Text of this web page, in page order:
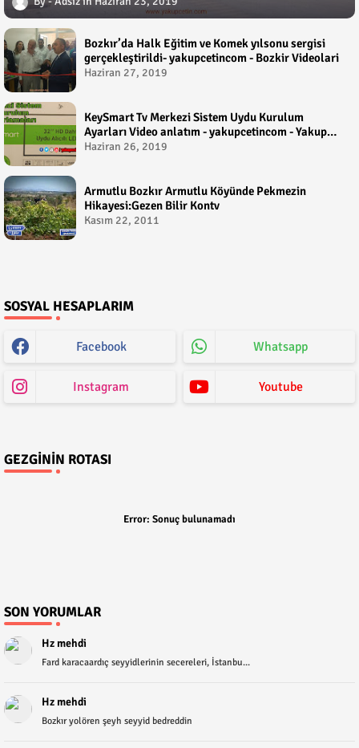
Bozkır’da Halk Eğitim ve Komek yılsonu sergisi
gerçekleştirildi- yakupcetincom - Bozkir Videolari
Haziran 27, 2019
KeySmart Tv Merkezi Sistem Uydu Kurulum
Ayarları Video anlatım - yakupcetincom - Yakup
Çetin
Haziran 26, 2019
Armutlu Bozkır Armutlu Köyünde Pekmezin
Hikayesi:Gezen Bilir Kontv
Kasım 22, 2011
SOSYAL HESAPLARIM
Facebook Whatsapp
Instagram Youtube
GEZGININ ROTASI
Error: Sonuç bulunamadı
SON YORUMLAR
Hz mehdi
Fard karacaardıç seyyidlerinin secereleri, İstanbu...
Hz mehdi
Bozkır yolören şeyh seyyid bedreddin